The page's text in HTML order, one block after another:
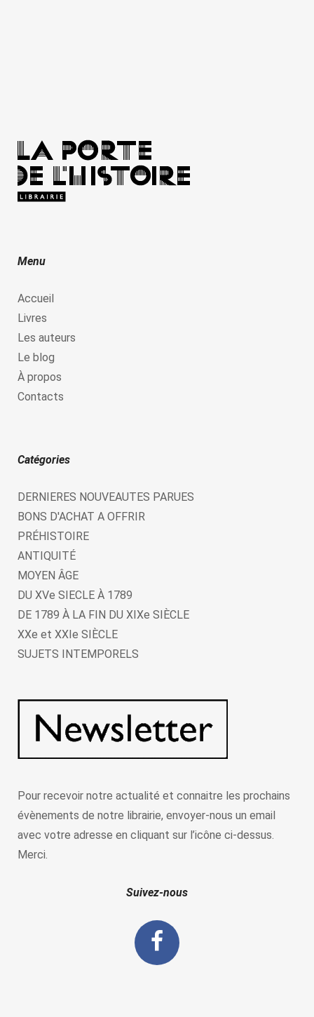
Menu
Accueil
Livres
Les auteurs
Le blog
À propos
Contacts
Catégories
DERNIERES NOUVEAUTES PARUES
BONS D'ACHAT A OFFRIR
PRÉHISTOIRE
ANTIQUITÉ
MOYEN ÂGE
DU XVe SIECLE À 1789
DE 1789 À LA FIN DU XIXe SIÈCLE
XXe et XXIe SIÈCLE
SUJETS INTEMPORELS
Pour recevoir notre actualité et connaitre les prochains
évènements de notre librairie, envoyer-nous un email
avec votre adresse en cliquant sur l’icône ci-dessus.
Merci.
Suivez-nous